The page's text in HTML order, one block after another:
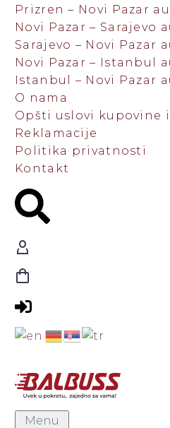
Prizren – Novi Pazar
Novi Pazar – Sarajevo
Sarajevo – Novi Pazar
Novi Pazar – Istanbul
Istanbul – Novi Pazar
O nama
Opšti uslovi kupovine
Reklamacije
Politika privatnosti
Kontakt
Menu